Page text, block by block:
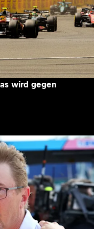
wird gegen